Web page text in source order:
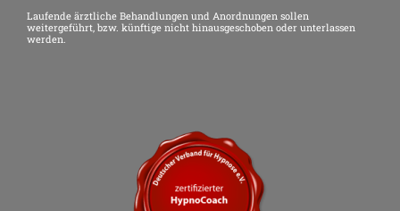
Laufende ärztliche Behandlungen und Anordnungen sollen
weitergeführt, bzw. künftige nicht hinausgeschoben oder unterlassen
werden.